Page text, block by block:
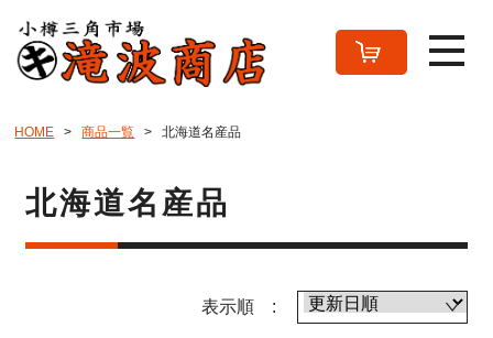
HOME 商品一覧 北海道名産品
北海道名産品
表示順 :